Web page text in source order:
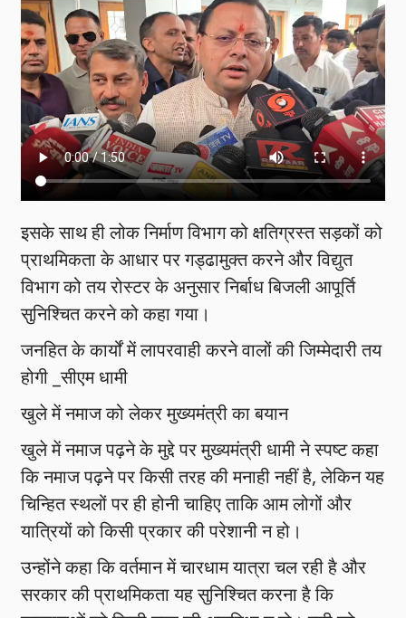
इसके साथ ही लोक निर्माण विभाग को क्षतिग्रस्त सड़कों को
प्राथमिकता के आधार पर गड्ढामुक्त करने और विद्युत
विभाग को तय रोस्टर के अनुसार निर्बाध बिजली आपूर्ति
सुनिश्चित करने को कहा गया।
जनहित के कार्यों में लापरवाही करने वालों की जिम्मेदारी तय
होगी _सीएम धामी
खुले में नमाज को लेकर मुख्यमंत्री का बयान
खुले में नमाज पढ़ने के मुद्दे पर मुख्यमंत्री धामी ने स्पष्ट कहा
कि नमाज पढ़ने पर किसी तरह की मनाही नहीं है, लेकिन यह
चिन्हित स्थलों पर ही होनी चाहिए ताकि आम लोगों और
यात्रियों को किसी प्रकार की परेशानी न हो।
उन्होंने कहा कि वर्तमान में चारधाम यात्रा चल रही है और
सरकार की प्राथमिकता यह सुनिश्चित करना है कि